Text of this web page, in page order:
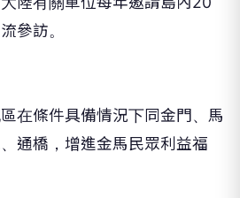
參訪。
在條件具備情況下同金門、馬
通橋，增進金馬民眾利益福